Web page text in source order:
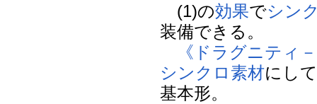
(1)の効果でシン
装備できる。
《ドラグニティ
シンクロ素材にし
基本形。